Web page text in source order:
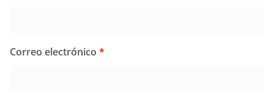
Correo electrónico *